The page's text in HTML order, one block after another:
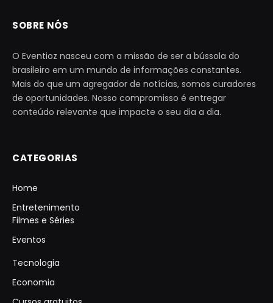
SOBRE NÓS
O Eventioz nasceu com a missão de ser a bússola do
brasileiro em um mundo de informações constantes.
Mais do que um agregador de notícias, somos curadores
de oportunidades. Nosso compromisso é entregar
conteúdo relevante que impacte o seu dia a dia.
CATEGORIAS
Home
Entretenimento
Filmes e Séries
Eventos
Tecnologia
Economia